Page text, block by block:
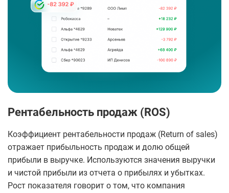
Рентабельность продаж (ROS)
Коэффициент рентабельности продаж (Return of sales)
отражает прибыльность продаж и долю общей
прибыли в выручке. Используются значения выручки
и чистой прибыли из отчета о прибылях и убытках.
Рост показателя говорит о том, что компания